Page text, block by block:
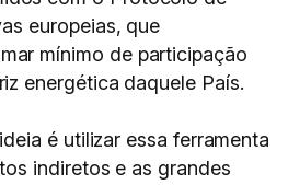
europeias, que
mínimo de participação
energética daquele País.
é utilizar essa ferramenta
indiretos e as grandes